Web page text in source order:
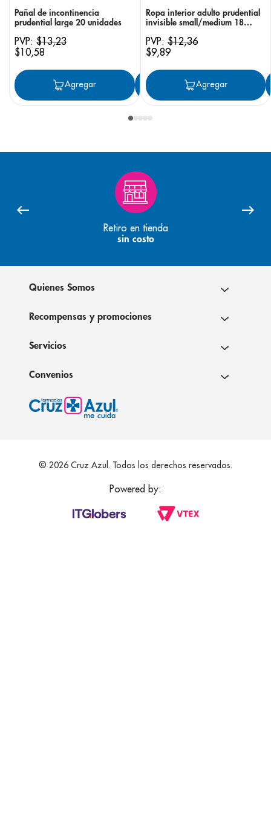
Pañal de incontinencia
prudential large 20 unidades
PVP: $13,23
$10,58
Agregar Agregar
Ropa interior adulto prudential
invisible small/medium 18
PVP:$12,36
$9,89
Agregar
Retiro en tienda
sin costo
Quienes Somos
Recompensas y promociones
Servicios
Convenios
© 2026 Cruz Azul. Todos los derechos reservados.
Powered by: